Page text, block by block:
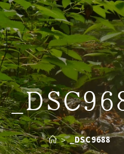
> _DSC9688